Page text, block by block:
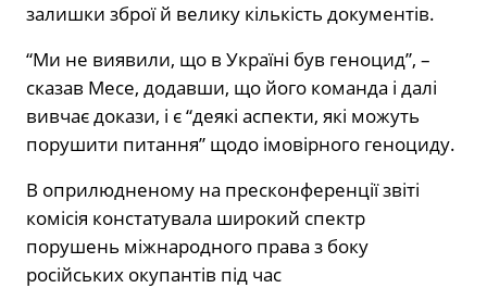
залишки зброї й велику кількість документів.
“Ми не виявили, що в Україні був геноцид”, –
сказав Месе, додавши, що його команда і далі
вивчає докази, і є “деякі аспекти, які можуть
порушити питання” щодо імовірного геноциду.
В оприлюдненому на пресконференції звіті
комісія констатувала широкий спектр
порушень міжнародного права з боку
російських окупантів під час